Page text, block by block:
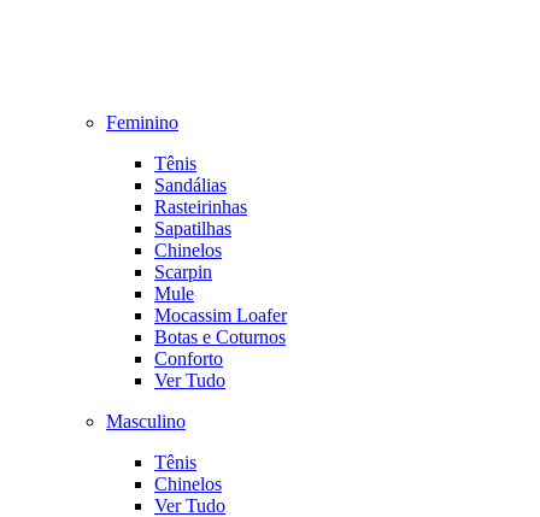
Feminino
Tênis
Sandálias
Rasteirinhas
Sapatilhas
Chinelos
Scarpin
Mule
Mocassim Loafer
Botas e Coturnos
Conforto
Ver Tudo
Masculino
Tênis
Chinelos
Ver Tudo